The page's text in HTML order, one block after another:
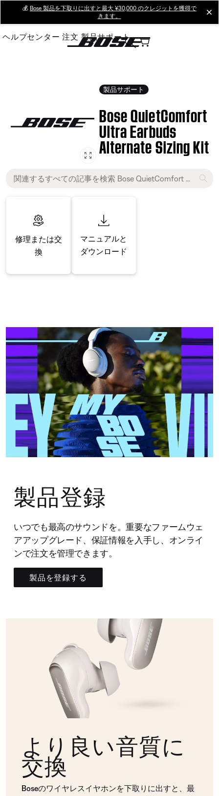
Main
💰 Bose 製品を下取りに出すと最大 ¥30,000 のクレジットを獲得で
きます。
ヘルプセンター 注文 製品サポート
製品サポート
Bose QuietComfort
Ultra Earbuds
Alternate Sizing Kit
修理または交
換
マニュアルと
ダウンロード
製品登録
いつでも最高のサウンドを。重要なファームウェ
アアップグレード、保証情報を入手し、オンライ
ンで注文を管理できます。
製品を登録する
より良い音質に
交換
Boseのワイヤレスイヤホンを下取りに出すと、最